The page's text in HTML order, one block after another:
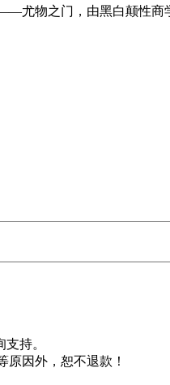
物之门，由黑白颠性商
持。
因外，恕不退款！